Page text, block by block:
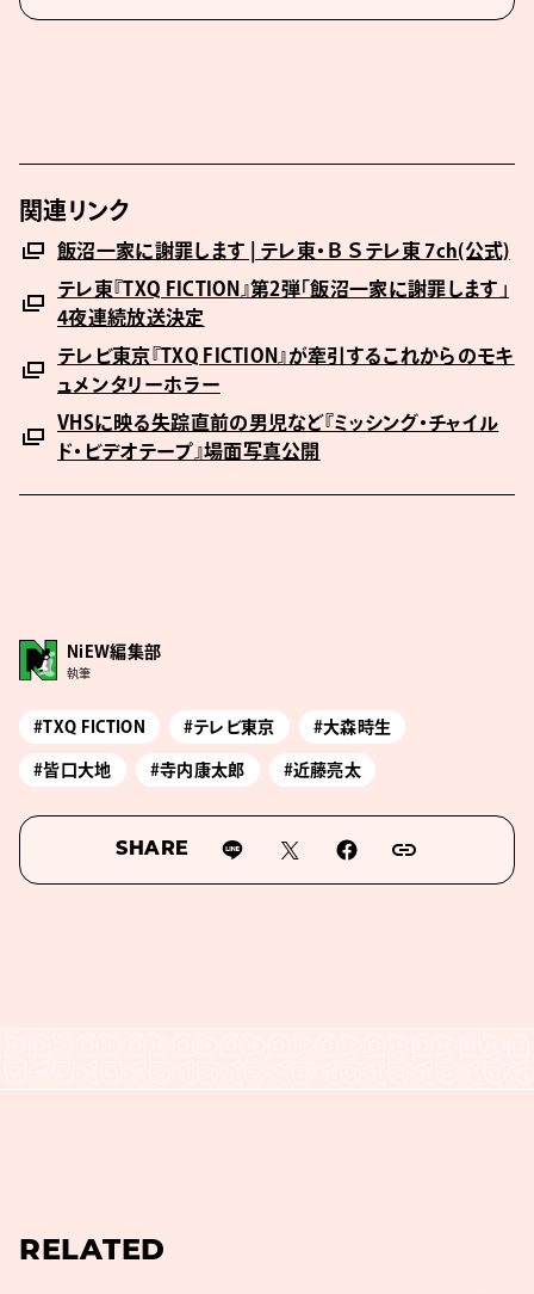
関連リンク
飯沼一家に謝罪します | テレ東・ＢＳテレ東 7ch(公式)
テレ東『TXQ FICTION』第2弾「飯沼一家に謝罪します」
4夜連続放送決定
テレビ東京『TXQ FICTION』が牽引するこれからのモキ
ュメンタリーホラー
VHSに映る失踪直前の男児など『ミッシング・チャイル
ド・ビデオテープ』場面写真公開
NiEW編集部
執筆
#TXQ FICTION #テレビ東京 #大森時生
#皆口大地 #寺内康太郎 #近藤亮太
SHARE
RELATED